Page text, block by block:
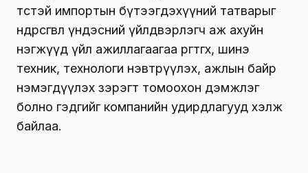
төстэй импортын бүтээгдэхүүний татварыг
өндөрсгөвөл үндэсний үйлдвэрлэгч аж ахуйн
нэгжүүд үйл ажиллагаагаа өргөтгөх, шинэ
техник, технологи нэвтрүүлэх, ажлын байр
нэмэгдүүлэх зэрэгт томоохон дэмжлэг
болно гэдгийг компанийн удирдлагууд хэлж
байлаа.